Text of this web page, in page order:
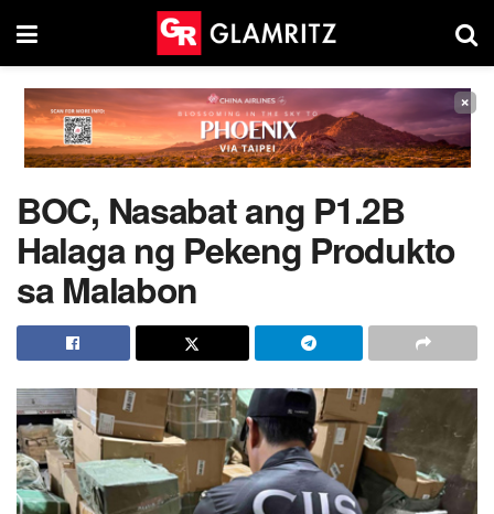
×
BOC, Nasabat ang P1.2B
Halaga ng Pekeng Produkto
sa Malabon